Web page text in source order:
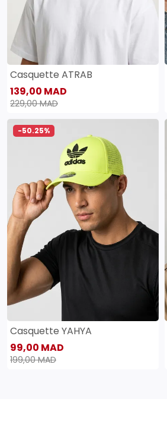
Casquette ATRAB
139,00 MAD
229,00 MAD
-50.25%
Casquette YAHYA
99,00 MAD
199,00 MAD